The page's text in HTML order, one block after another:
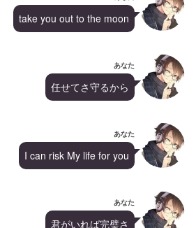
take you out to the moon
あなた
任せてさ守るから
あなた
I can risk My life for you
あなた
君がいれば完璧さ